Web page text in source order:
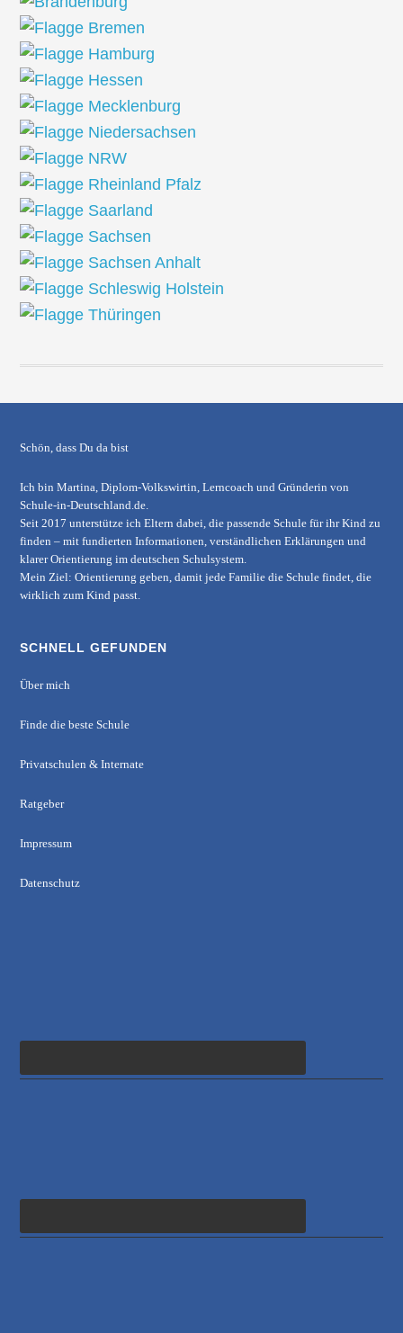
Schön, dass Du da bist
Ich bin Martina, Diplom-Volkswirtin, Lerncoach und Gründerin von
Schule-in-Deutschland.de.
Seit 2017 unterstütze ich Eltern dabei, die passende Schule für ihr Kind zu
finden – mit fundierten Informationen, verständlichen Erklärungen und
klarer Orientierung im deutschen Schulsystem.
Mein Ziel: Orientierung geben, damit jede Familie die Schule findet, die
wirklich zum Kind passt.
SCHNELL GEFUNDEN
Über mich
Finde die beste Schule
Privatschulen & Internate
Ratgeber
Impressum
Datenschutz